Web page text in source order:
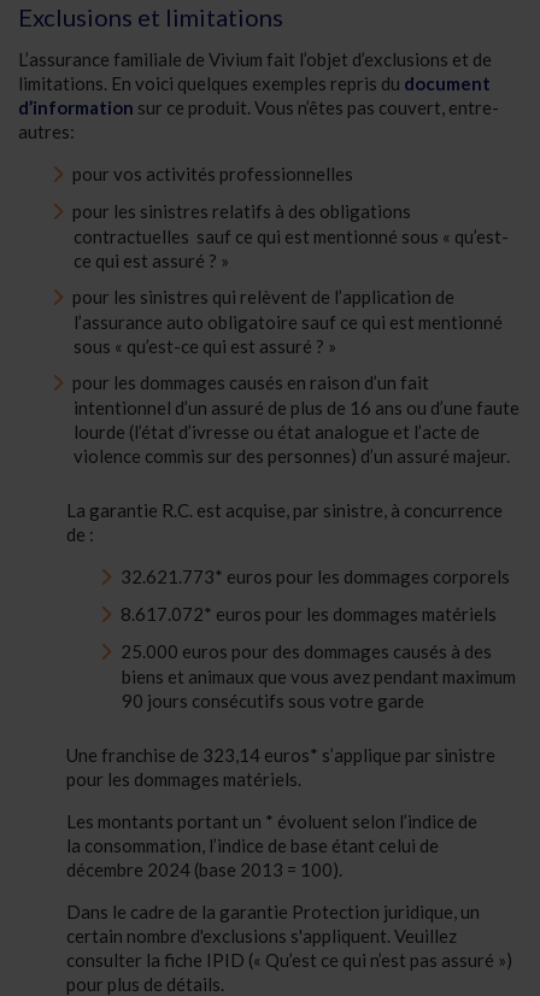
Exclusions et limitations
L’assurance familiale de Vivium fait l’objet d’exclusions et de
limitations. En voici quelques exemples repris du document
d’information sur ce produit. Vous n’êtes pas couvert, entre-
autres:
pour vos activités professionnelles
pour les sinistres relatifs à des obligations
contractuelles sauf ce qui est mentionné sous « qu’est-
ce qui est assuré ? »
pour les sinistres qui relèvent de l’application de
l’assurance auto obligatoire sauf ce qui est mentionné
sous « qu’est-ce qui est assuré ? »
pour les dommages causés en raison d’un fait
intentionnel d’un assuré de plus de 16 ans ou d’une faute
lourde (l’état d’ivresse ou état analogue et l’acte de
violence commis sur des personnes) d’un assuré majeur.
La garantie R.C. est acquise, par sinistre, à concurrence
de :
32.621.773* euros pour les dommages corporels
8.617.072* euros pour les dommages matériels
25.000 euros pour des dommages causés à des
biens et animaux que vous avez pendant maximum
90 jours consécutifs sous votre garde
Une franchise de 323,14 euros* s’applique par sinistre
pour les dommages matériels.
Les montants portant un * évoluent selon l’indice de
la consommation, l’indice de base étant celui de
décembre 2024 (base 2013 = 100).
Dans le cadre de la garantie Protection juridique, un
certain nombre d'exclusions s'appliquent. Veuillez
consulter la fiche IPID (« Qu’est ce qui n’est pas assuré »)
pour plus de détails.